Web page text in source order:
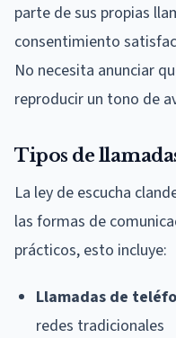
parte de sus propias
consentimiento
No necesita anunciar
reproducir un tono de
Tipos de
La ley de escucha
las formas de
prácticos, esto incluye:
Llamadas de
redes tradicionales